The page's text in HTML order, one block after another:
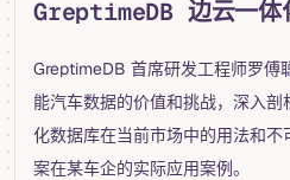
GreptimeDB 边云一体
GreptimeDB 首席研发工程师罗傅
能汽车数据的价值和挑战，深入
化数据库在当前市场中的用法和
案在某车企的实际应用案例。